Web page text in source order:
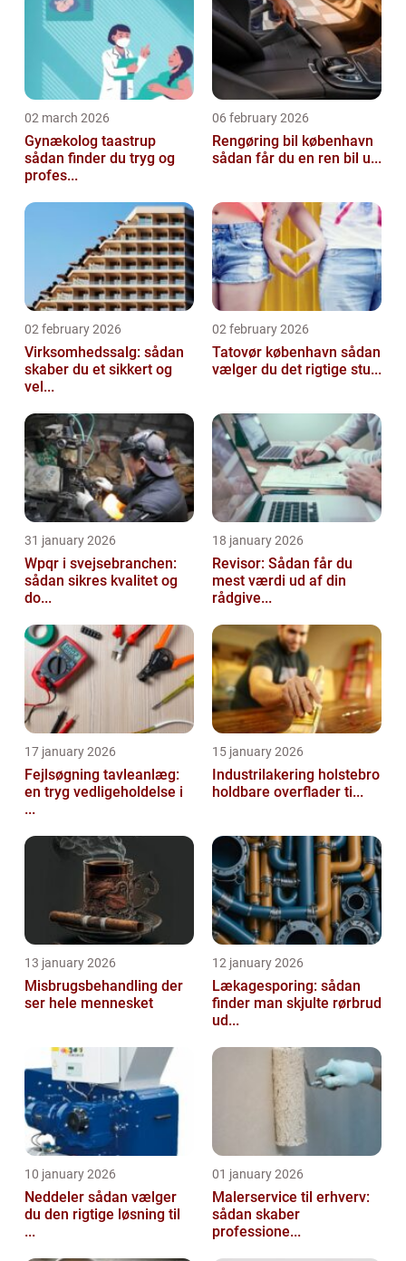
02 march 2026
Gynækolog taastrup
sådan finder du tryg og
profes...
06 february 2026
Rengøring bil københavn
sådan får du en ren bil u...
02 february 2026
Virksomhedssalg: sådan
skaber du et sikkert og
vel...
02 february 2026
Tatovør københavn sådan
vælger du det rigtige stu...
31 january 2026
Wpqr i svejsebranchen:
sådan sikres kvalitet og
do...
18 january 2026
Revisor: Sådan får du
mest værdi ud af din
rådgive...
17 january 2026
Fejlsøgning tavleanlæg:
en tryg vedligeholdelse i
...
15 january 2026
Industrilakering holstebro
holdbare overflader ti...
13 january 2026
Misbrugsbehandling der
ser hele mennesket
12 january 2026
Lækagesporing: sådan
finder man skjulte rørbrud
ud...
10 january 2026
Neddeler sådan vælger
du den rigtige løsning til
...
01 january 2026
Malerservice til erhverv:
sådan skaber
professione...